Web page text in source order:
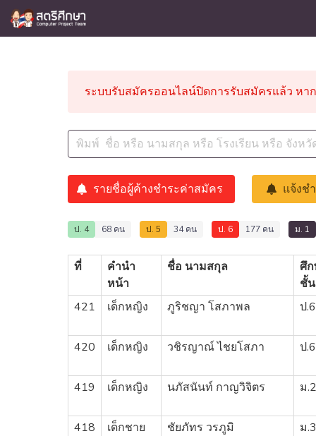
ระบบรับสมัครออนไลน์ปิดการรับสมัครแล้ว ห
รายชื่อผู้ค้างชำระค่าสมัคร แจ้งช
ป. 4 68 คน ป. 5 34 คน ป. 6 177 คน ม. 1
ที่
คำนำ
หน้า
ชื่อ นามสกุล
ศึ
ชั้น
421
เด็กหญิง ภูริชญา โสภาพล ป.6
420 เด็กหญิง วชิรญาณ์ ไชยโสภา ป.6
419 เด็กหญิง นภัสนันท์ กาญวิจิตร ม.2
418 เด็กชาย ชัยภัทร วรภูมิ ม.3